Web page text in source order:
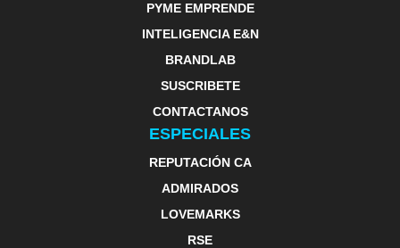
PYME EMPRENDE
INTELIGENCIA E&N
BRANDLAB
SUSCRIBETE
CONTACTANOS
ESPECIALES
REPUTACIÓN CA
ADMIRADOS
LOVEMARKS
RSE